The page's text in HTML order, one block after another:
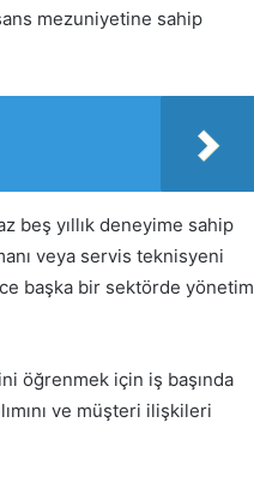
mezuniyetine sahip
beş yıllık deneyime sahip
veya servis teknisyeni
başka bir sektörde yönetim
öğrenmek için iş başında
ve müşteri ilişkileri